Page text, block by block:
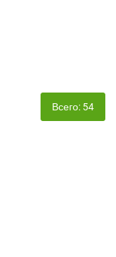
Всего: 54